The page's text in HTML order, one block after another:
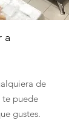
de
te puede
gustes.